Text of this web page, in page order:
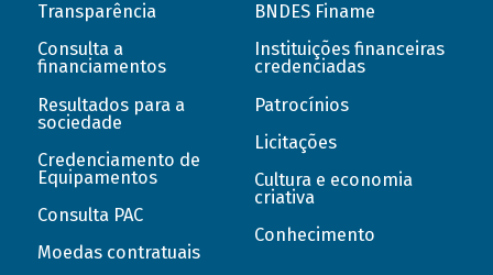
Transparência
Consulta a
financiamentos
Resultados para a
sociedade
Credenciamento de
Equipamentos
Consulta PAC
Moedas contratuais
BNDES Finame
Instituições financeiras
credenciadas
Patrocínios
Licitações
Cultura e economia
criativa
Conhecimento